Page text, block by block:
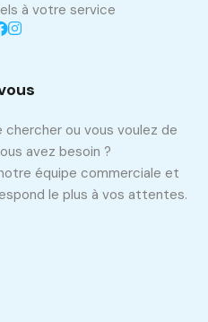
à votre service
chercher ou vous voulez de
avez besoin ?
équipe commerciale et
le plus à vos attentes.